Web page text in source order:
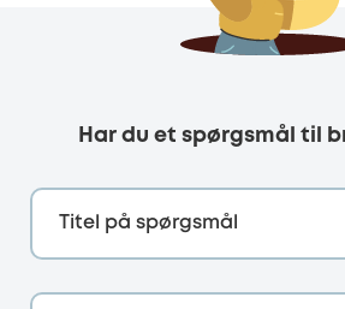
Har du et spørgsmål til
Titel på spørgsmål